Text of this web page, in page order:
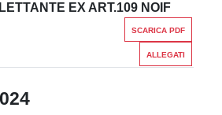
EX ART.109 NOIF
SCARICA PDF
ALLEGATI